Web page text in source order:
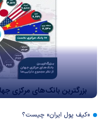
بزرگترین بانک‌های مرکزی
«کیف پول ایران» چیست؟